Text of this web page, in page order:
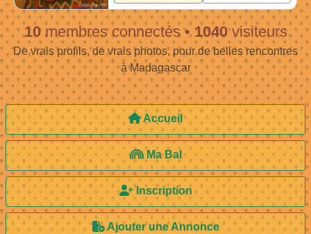
10membres connectés• 1040visiteurs
De vrais profils, de vrais photos, pour de belles rencontres
à Madagascar
Accueil
Ma Bal
Inscription
Ajouter une Annonce